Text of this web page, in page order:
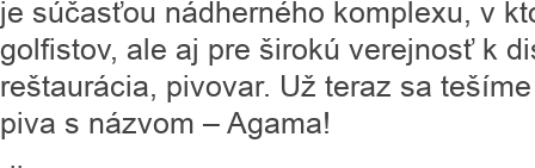
je súčasťou nádherného komplexu, v
golfistov, ale aj pre širokú verejnosť k
reštaurácia, pivovar. Už teraz sa
piva s názvom – Agama!